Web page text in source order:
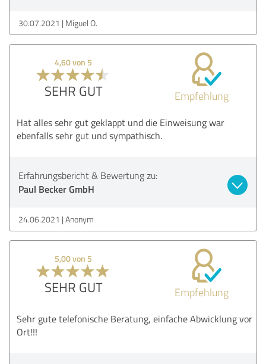
30.07.2021 Miguel O.
4,60 von 5
SEHR GUT Empfehlung
Hat alles sehr gut geklappt und die Einweisung war
ebenfalls sehr gut und sympathisch.
Erfahrungsbericht & Bewertung zu:
Paul Becker GmbH
24.06.2021 Anonym
5,00 von 5
SEHR GUT Empfehlung
Sehr gute telefonische Beratung, einfache Abwicklung vor
Ort!!!